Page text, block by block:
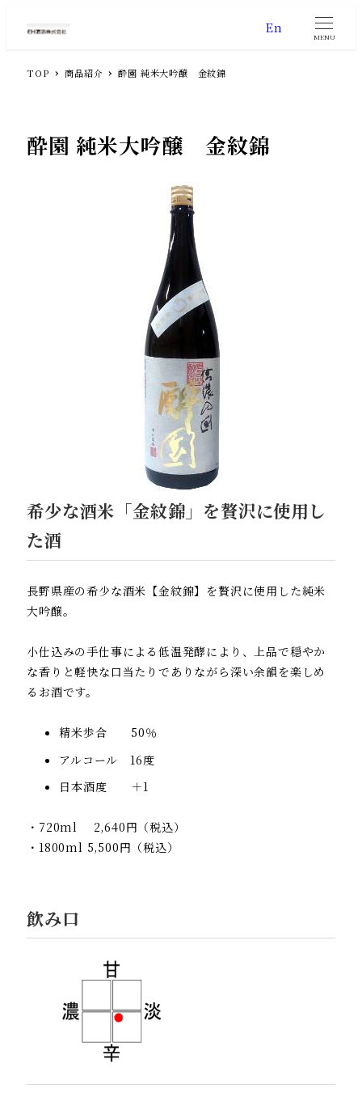
En
MENU
TOP 商品紹介 酔園 純米大吟醸 金紋錦
酔園 純米大吟醸 金紋錦
希少な酒米「金紋錦」を贅沢に使用し
た酒
長野県産の希少な酒米【金紋錦】を贅沢に使用した純米
大吟醸。
小仕込みの手仕事による低温発酵により、上品で穏やか
な香りと軽快な口当たりでありながら深い余韻を楽しめ
るお酒です。
精米歩合 50％
アルコール 16度
日本酒度 ＋1
・720ml 2,640円（税込）
・1800ml 5,500円（税込）
飲み口